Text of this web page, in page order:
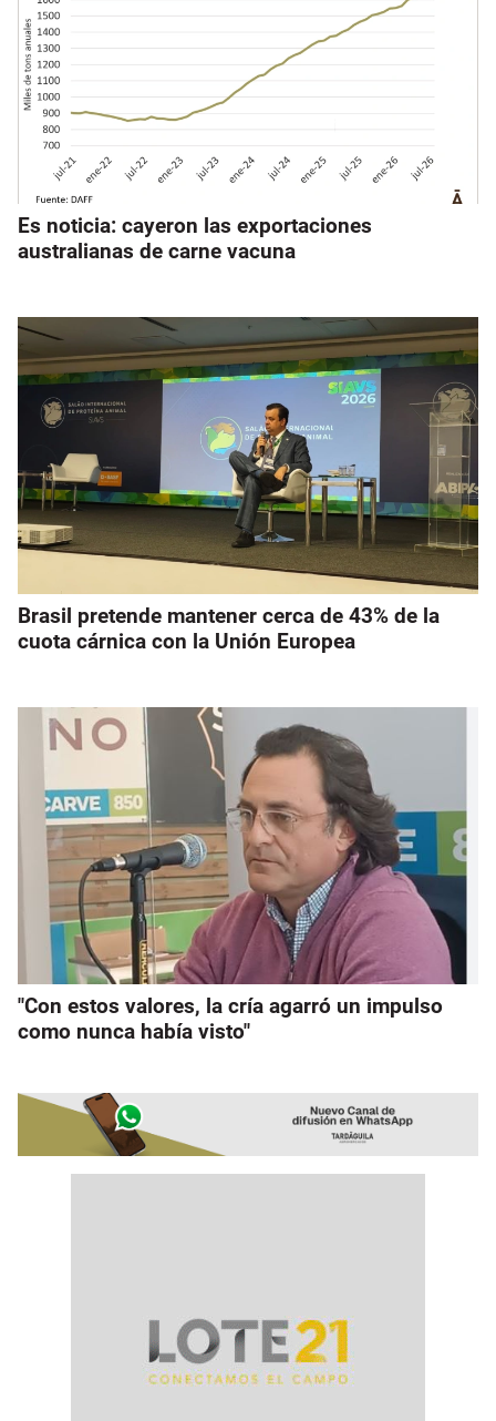
Es noticia: cayeron las exportaciones
australianas de carne vacuna
Brasil pretende mantener cerca de 43% de la
cuota cárnica con la Unión Europea
"Con estos valores, la cría agarró un impulso
como nunca había visto"